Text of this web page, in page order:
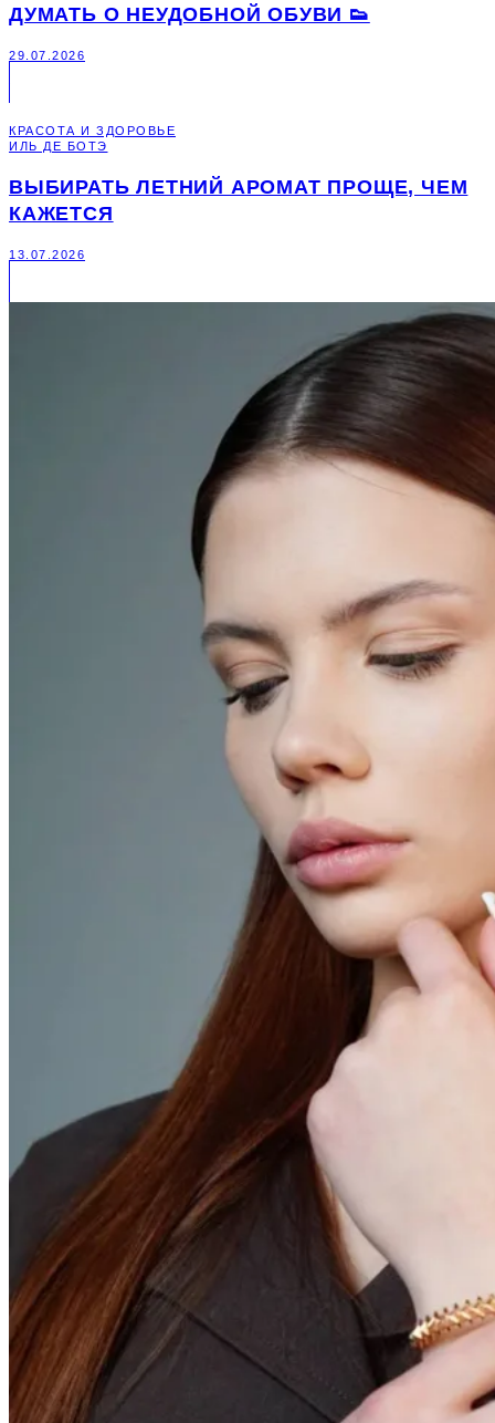
ДУМАТЬ О НЕУДОБНОЙ ОБУВИ 👟
29.07.2026
КРАСОТА И ЗДОРОВЬЕ
ИЛЬ ДЕ БОТЭ
ВЫБИРАТЬ ЛЕТНИЙ АРОМАТ ПРОЩЕ, ЧЕМ
КАЖЕТСЯ
13.07.2026